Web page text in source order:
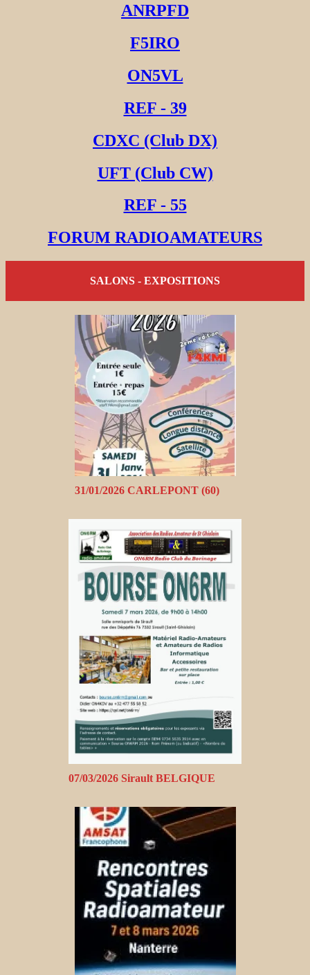
ANRPFD
F5IRO
ON5VL
REF - 39
CDXC (Club DX)
UFT (Club CW)
REF - 55
FORUM RADIOAMATEURS
SALONS - EXPOSITIONS
31/01/2026 CARLEPONT (60)
07/03/2026 Sirault BELGIQUE